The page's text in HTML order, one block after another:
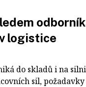
logistice
do skladů i na
sil,